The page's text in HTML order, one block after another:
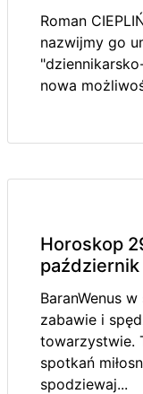
Roman
nazwijmy go
nowa
Horoskop
BaranWenus
zabawie i
towarzystwie.
spotkań
spodziewaj...